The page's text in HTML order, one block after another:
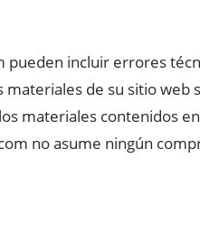
pueden incluir errores
de su sitio web
materiales contenidos
no asume ningún